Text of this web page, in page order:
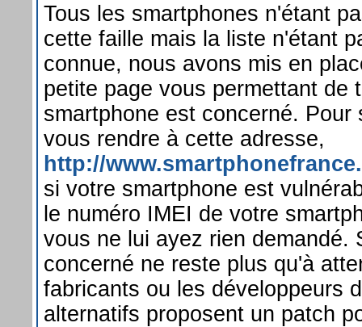
Tous les smartphones n'étant
cette faille mais la liste n'étant
connue, nous avons mis en
petite page vous permettant de
smartphone est concerné. Pour
vous rendre à cette adresse,
http://
si votre smartphone est
le numéro IMEI de votre
vous ne lui ayez rien demandé.
concerné ne reste plus qu'à
fabricants ou les développeurs
alternatifs proposent un patch